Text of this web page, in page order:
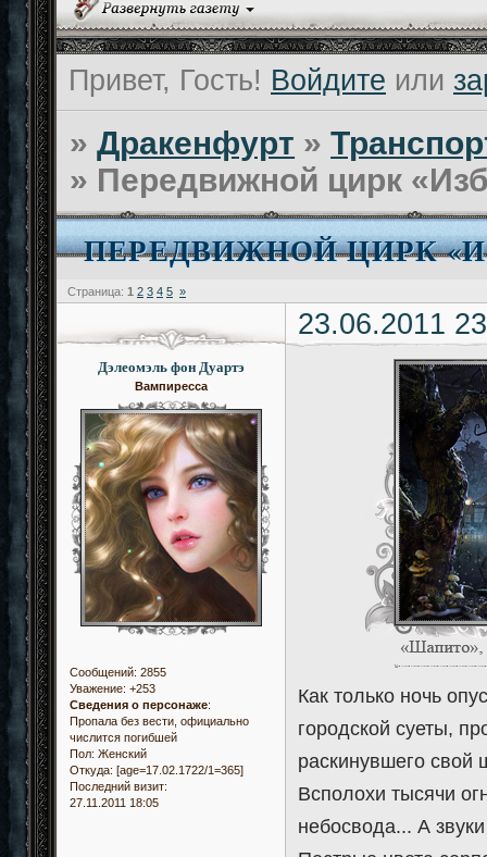
Привет, Гость! Войдите или
»Дракенфурт »
» Передвижной цирк
ПЕРЕДВИЖНОЙ ЦИРК
Страница: 1 2 3 4 5 »
23.06.2011
Дэлеомэль фон Дуартэ
Вампиресса
Сообщений: 2855
Уважение: +253
Сведения о персонаже:
Пропала без вести, официально
числится погибшей
Пол: Женский
Откуда: [age=17.02.1722/1=365]
Последний визит:
27.11.2011 18:05
Как только ночь
городской суеты,
раскинувшего свой
Всполохи тысячи
небосвода... А